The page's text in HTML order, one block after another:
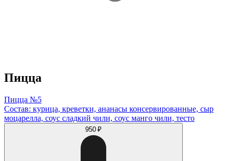
Пицца
Пицца №5
Состав: курица, креветки, ананасы консервированные, сыр
моцарелла, соус сладкий чили, соус манго чили, тесто
950 ₽